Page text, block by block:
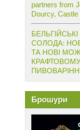
partners from
Dourcy,
СОЛОДА:
ТА НОВІ
Брошури